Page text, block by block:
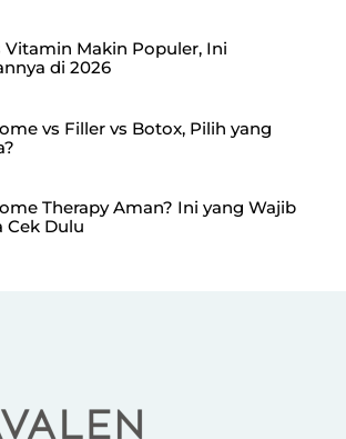
Vitamin Makin Populer, Ini
di 2026
vs Filler vs Botox, Pilih yang
Therapy Aman? Ini yang Wajib
Cek Dulu